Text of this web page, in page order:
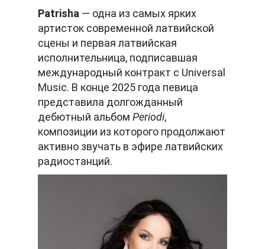
Patrisha — одна из самых ярких
артисток современной латвийской
сцены и первая латвийская
исполнительница, подписавшая
международный контракт с Universal
Music. В конце 2025 года певица
представила долгожданный
дебютный альбом Periodi,
композиции из которого продолжают
активно звучать в эфире латвийских
радиостанций.